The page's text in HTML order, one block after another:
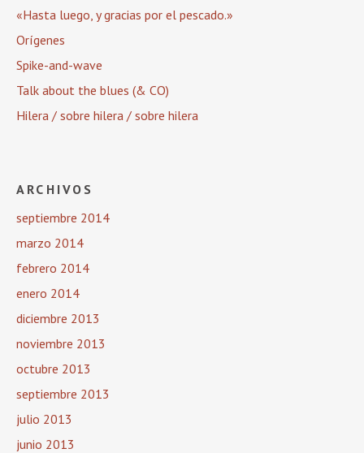
«Hasta luego, y gracias por el pescado.»
Orígenes
Spike-and-wave
Talk about the blues (& CO)
Hilera / sobre hilera / sobre hilera
ARCHIVOS
septiembre 2014
marzo 2014
febrero 2014
enero 2014
diciembre 2013
noviembre 2013
octubre 2013
septiembre 2013
julio 2013
junio 2013